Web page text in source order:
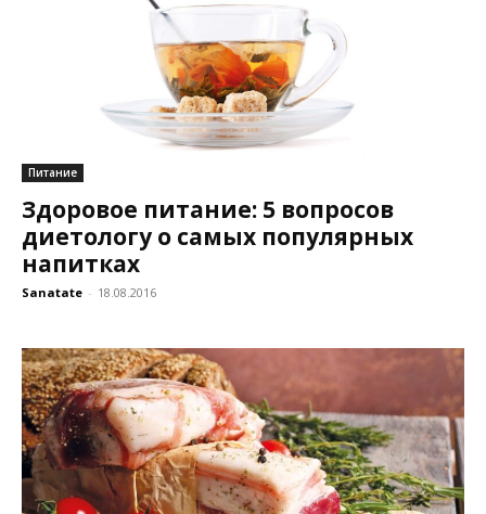
Питание
Здоровое питание: 5 вопросов
диетологу о самых популярных
напитках
Sanatate - 18.08.2016